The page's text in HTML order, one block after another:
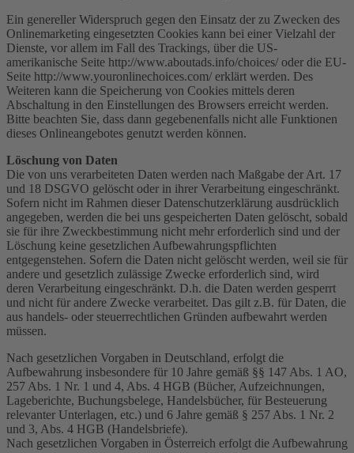
Ein genereller Widerspruch gegen den Einsatz der zu Zwecken des
Onlinemarketing eingesetzten Cookies kann bei einer Vielzahl der
Dienste, vor allem im Fall des Trackings, über die US-
amerikanische Seite http://www.aboutads.info/choices/ oder die EU-
Seite http://www.youronlinechoices.com/ erklärt werden. Des
Weiteren kann die Speicherung von Cookies mittels deren
Abschaltung in den Einstellungen des Browsers erreicht werden.
Bitte beachten Sie, dass dann gegebenenfalls nicht alle Funktionen
dieses Onlineangebotes genutzt werden können.
Löschung von Daten
Die von uns verarbeiteten Daten werden nach Maßgabe der Art. 17
und 18 DSGVO gelöscht oder in ihrer Verarbeitung eingeschränkt.
Sofern nicht im Rahmen dieser Datenschutzerklärung ausdrücklich
angegeben, werden die bei uns gespeicherten Daten gelöscht, sobald
sie für ihre Zweckbestimmung nicht mehr erforderlich sind und der
Löschung keine gesetzlichen Aufbewahrungspflichten
entgegenstehen. Sofern die Daten nicht gelöscht werden, weil sie für
andere und gesetzlich zulässige Zwecke erforderlich sind, wird
deren Verarbeitung eingeschränkt. D.h. die Daten werden gesperrt
und nicht für andere Zwecke verarbeitet. Das gilt z.B. für Daten, die
aus handels- oder steuerrechtlichen Gründen aufbewahrt werden
müssen.
Nach gesetzlichen Vorgaben in Deutschland, erfolgt die
Aufbewahrung insbesondere für 10 Jahre gemäß §§ 147 Abs. 1 AO,
257 Abs. 1 Nr. 1 und 4, Abs. 4 HGB (Bücher, Aufzeichnungen,
Lageberichte, Buchungsbelege, Handelsbücher, für Besteuerung
relevanter Unterlagen, etc.) und 6 Jahre gemäß § 257 Abs. 1 Nr. 2
und 3, Abs. 4 HGB (Handelsbriefe).
Nach gesetzlichen Vorgaben in Österreich erfolgt die Aufbewahrung